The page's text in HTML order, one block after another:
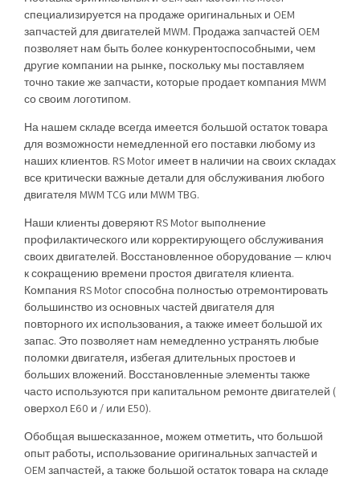
специализируется на продаже оригинальных и OEM
запчастей для двигателей MWM. Продажа запчастей OEM
позволяет нам быть более конкурентоспособными, чем
другие компании на рынке, поскольку мы поставляем
точно такие же запчасти, которые продает компания MWM
со своим логотипом.
На нашем складе всегда имеется большой остаток товара
для возможности немедленной его поставки любому из
наших клиентов. RS Motor имеет в наличии на своих складах
все критически важные детали для обслуживания любого
двигателя MWM TCG или MWM TBG.
Наши клиенты доверяют RS Motor выполнение
профилактического или корректирующего обслуживания
своих двигателей. Восстановленное оборудование — ключ
к сокращению времени простоя двигателя клиента.
Компания RS Motor способна полностью отремонтировать
большинство из основных частей двигателя для
повторного их использования, а также имеет большой их
запас. Это позволяет нам немедленно устранять любые
поломки двигателя, избегая длительных простоев и
больших вложений. Восстановленные элементы также
часто используются при капитальном ремонте двигателей (
оверхол E60 и / или E50).
Обобщая вышесказанное, можем отметить, что большой
опыт работы, использование оригинальных запчастей и
OEM запчастей, а также большой остаток товара на складе